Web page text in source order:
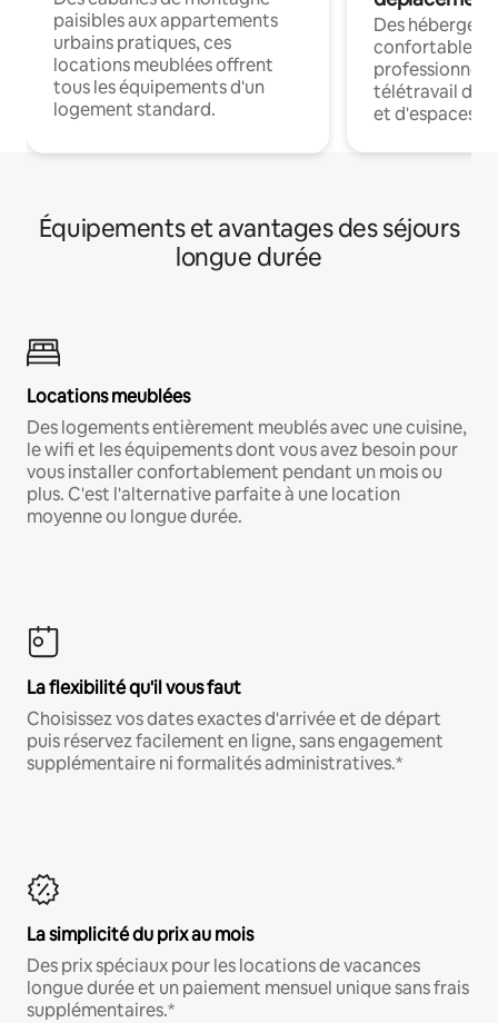
paisibles aux appartements
urbains pratiques, ces
locations meublées offrent
tous les équipements d'un
logement standard.
Des
confortables
professionnels
télétravail
et d'espaces
Équipements et avantages des séjours
longue durée
Locations meublées
Des logements entièrement meublés avec une cuisine,
le wifi et les équipements dont vous avez besoin pour
vous installer confortablement pendant un mois ou
plus. C'est l'alternative parfaite à une location
moyenne ou longue durée.
La flexibilité qu'il vous faut
Choisissez vos dates exactes d'arrivée et de départ
puis réservez facilement en ligne, sans engagement
supplémentaire ni formalités administratives.*
La simplicité du prix au mois
Des prix spéciaux pour les locations de vacances
longue durée et un paiement mensuel unique sans frais
supplémentaires.*